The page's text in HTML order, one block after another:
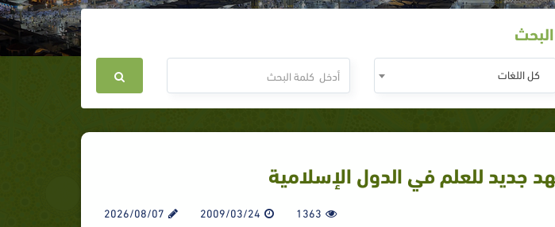
البحث
كل اللغات
جديد للعلم في الدول الإسلامية
1363
2009/03/24
2026/08/07